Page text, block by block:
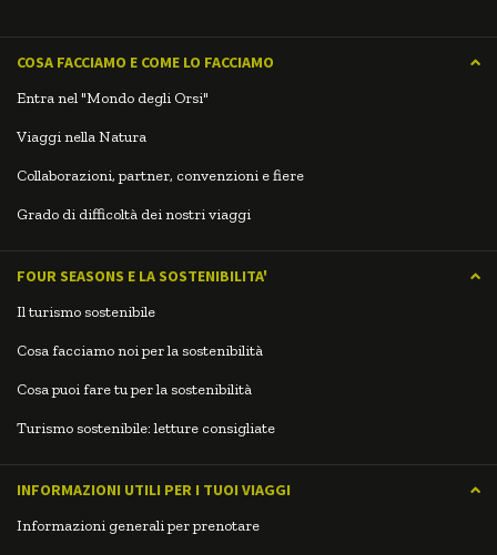
COSA FACCIAMO E COME LO FACCIAMO
Entra nel "Mondo degli Orsi"
Viaggi nella Natura
Collaborazioni, partner, convenzioni e fiere
Grado di difficoltà dei nostri viaggi
FOUR SEASONS E LA SOSTENIBILITA'
Il turismo sostenibile
Cosa facciamo noi per la sostenibilità
Cosa puoi fare tu per la sostenibilità
Turismo sostenibile: letture consigliate
INFORMAZIONI UTILI PER I TUOI VIAGGI
Informazioni generali per prenotare